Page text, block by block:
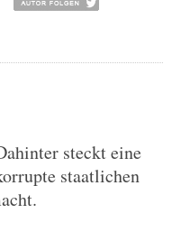
steckt eine
staatlichen